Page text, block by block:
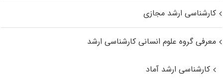
کارشناسی ارشد مجازی
معرفی گروه علوم انسانی کارشناسی ارشد
کارشناسی ارشد آماد